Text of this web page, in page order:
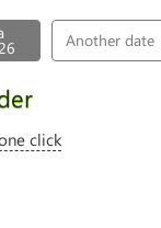
Another date
click